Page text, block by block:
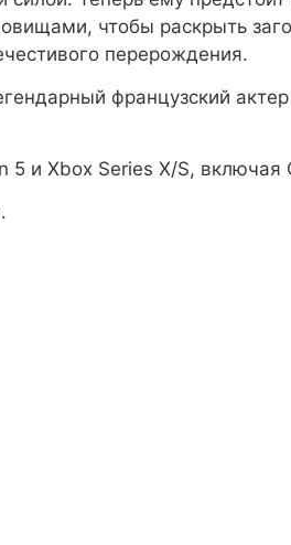
чтобы раскрыть
перерождения.
французский
5 и Xbox Series X/S, включая